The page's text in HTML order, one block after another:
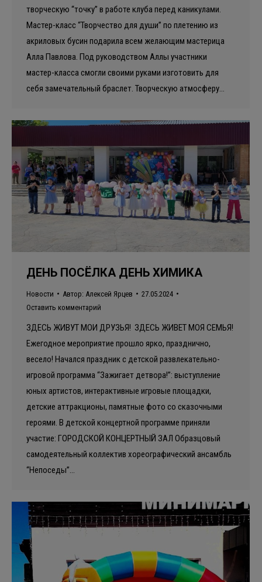
творческую “точку” в работе клуба перед каникулами.
Мастер-класс “Творчество для души” по плетению из
акриловых бусин подарила всем желающим мастерица
Алла Павлова. Под руководством Аллы участники
мастер-класса смогли своими руками изготовить для
себя замечательный браслет. Творческую атмосферу…
ДЕНЬ ПОСЁЛКА ДЕНЬ ХИМИКА
Новости Автор: Алексей Ярцев
27.05.2024
Оставить комментарий
ЗДЕСЬ ЖИВУТ МОИ ДРУЗЬЯ! ЗДЕСЬ ЖИВЕТ МОЯ СЕМЬЯ!
Ежегодное мероприятие прошло ярко, празднично,
весело! Начался праздник с детской развлекательно-
игровой программа “Зажигает детвора!”: выступление
юных артистов, интерактивные игровые площадки,
детские аттракционы, памятные фото со сказочными
героями. В детской концертной программе приняли
участие: ГОРОДСКОЙ КОНЦЕРТНЫЙ ЗАЛ Образцовый
самодеятельный коллектив хореографический ансамбль
“Непоседы”…